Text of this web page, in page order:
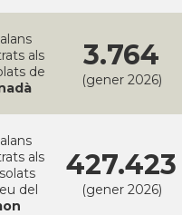
als
de
3.764
(gener 2026)
als
del
427.423
(gener 2026)